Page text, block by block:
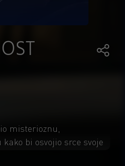
misterioznu,
bi osvojio srce svoje
dobiva upravo